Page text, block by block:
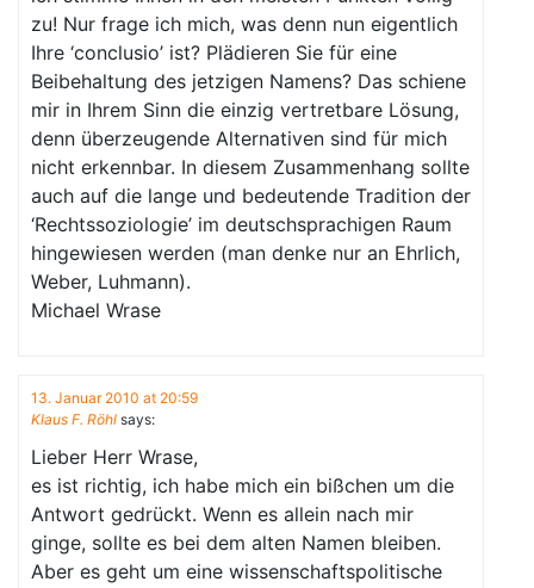
zu! Nur frage ich mich, was denn nun eigentlich
Ihre ‘conclusio’ ist? Plädieren Sie für eine
Beibehaltung des jetzigen Namens? Das schiene
mir in Ihrem Sinn die einzig vertretbare Lösung,
denn überzeugende Alternativen sind für mich
nicht erkennbar. In diesem Zusammenhang sollte
auch auf die lange und bedeutende Tradition der
‘Rechtssoziologie’ im deutschsprachigen Raum
hingewiesen werden (man denke nur an Ehrlich,
Weber, Luhmann).
Michael Wrase
13. Januar 2010 at 20:59
Klaus F. Röhl says:
Lieber Herr Wrase,
es ist richtig, ich habe mich ein bißchen um die
Antwort gedrückt. Wenn es allein nach mir
ginge, sollte es bei dem alten Namen bleiben.
Aber es geht um eine wissenschaftspolitische